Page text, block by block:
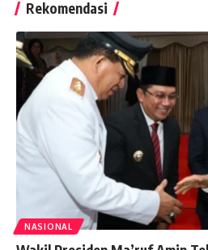
Rekomendasi
NASIONAL